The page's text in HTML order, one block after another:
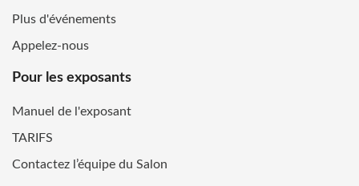
Plus d'événements
Appelez-nous
Pour les exposants
Manuel de l'exposant
TARIFS
Contactez l’équipe du Salon